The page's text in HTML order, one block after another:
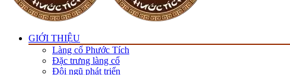
GIỚI THIỆU
Làng cổ Phước Tích
Đặc trưng làng cổ
Đội ngũ phát triển